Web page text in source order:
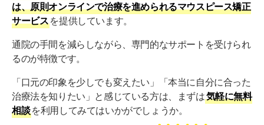
は、原則オンラインで治療を進められるマウスピース矯正
サービス を提供しています。
通院の手間を減らしながら、専門的なサポートを受けられ
るのが特徴です。
「口元の印象を少しでも変えたい」「本当に自分に合った
治療法を知りたい」と感じている方は、まずは気軽に無料
相談 を利用してみてはいかがでしょうか。